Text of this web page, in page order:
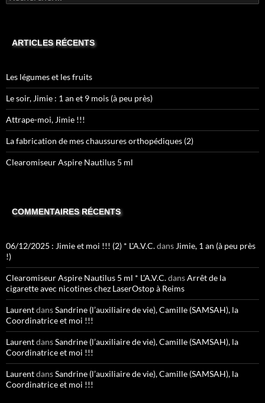
ARTICLES RÉCENTS
Les légumes et les fruits
Le soir, Jimie : 1 an et 9 mois (à peu près)
Attrape-moi, Jimie !!!
La fabrication de mes chaussures orthopédiques (2)
Clearomiseur Aspire Nautilus 5 ml
COMMENTAIRES RÉCENTS
06/12/2025 : Jimie et moi !!! (2) * L'A.V.C.dans Jimie, 1 an (à peu près
!)
Clearomiseur Aspire Nautilus 5 ml * L'A.V.C.dansArrêt de la
cigarette avec nicotines chez LaserOstop à Reims
LaurentdansSandrine (l’auxiliaire de vie), Camille (SAMSAH), la
Coordinatrice et moi !!!
LaurentdansSandrine (l’auxiliaire de vie), Camille (SAMSAH), la
Coordinatrice et moi !!!
LaurentdansSandrine (l’auxiliaire de vie), Camille (SAMSAH), la
Coordinatrice et moi !!!